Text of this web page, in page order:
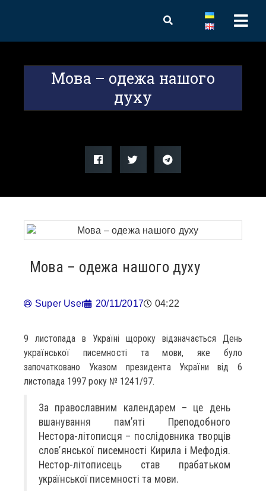
Мова – одежа нашого
духу
Мова – одежа нашого духу
Super User 20/11/2017 04:22
9 листопада в Україні щороку відзначається День
української писемності та мови, яке було
започатковано Указом президента України від 6
листопада 1997 року № 1241/97.
За православним календарем – це день
вшанування пам’яті Преподобного
Нестора-літописця – послідовника творців
слов’янської писемності Кирила і Мефодія.
Нестор-літописець став прабатьком
української писемності та мови.